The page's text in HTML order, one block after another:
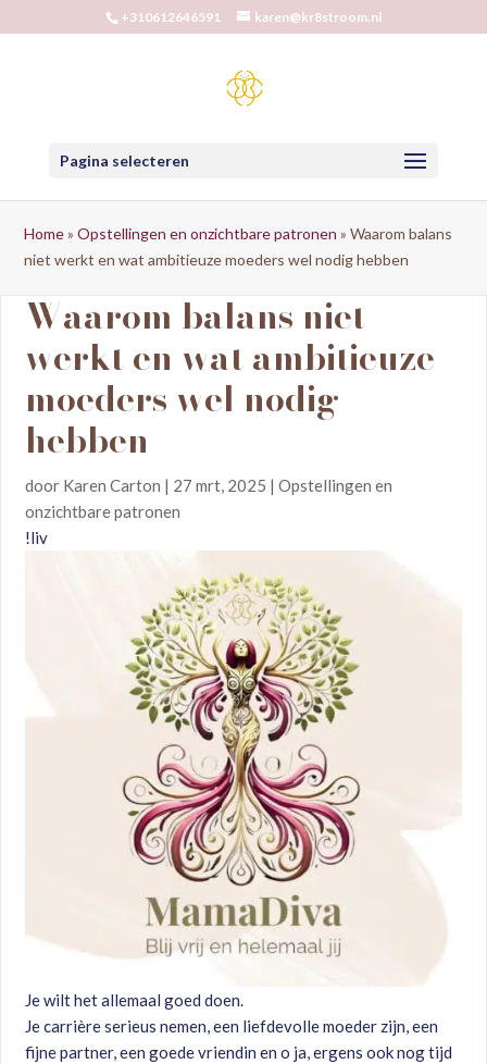
+310612646591 karen@kr8stroom.nl
Pagina selecteren
Home»Opstellingen en onzichtbare patronen »Waarom balans
niet werkt en wat ambitieuze moeders wel nodig hebben
Waarom balans niet
werkt en wat ambitieuze
moeders wel nodig
hebben
door Karen Carton | 27 mrt, 2025 |Opstellingen en
onzichtbare patronen
!liv
Je wilt het allemaal goed doen.
Je carrière serieus nemen, een liefdevolle moeder zijn, een
fijne partner, een goede vriendin en o ja, ergens ook nog tijd